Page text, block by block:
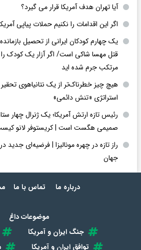
آیا تهران هدف آمریکا قرار می گیرد؟
اگر این اقدامات را نکنیم حملات پیاپی
یک چهارم کودکان ایرانی از تحصیل
قتل مهسا شاکی است/ اگر آزار یک کودک را
مرتکب جرم شده اید
هیچ چیز خطرناک‌تر از یک نتانیاهوی
استراتژی «تنش دائمی»
رئیس تازه ارتش آمریکا؛ یک ژنرال چهار
صمیمی هگست است | کریستوفر لانو
راز تازه در چهره مونالیزا | فرضیه‌ای جدید
جهان
درباره ما تماس با ما
موضوعات داغ
جنگ ایران و آمریکا
توافق ایران و آمریکا